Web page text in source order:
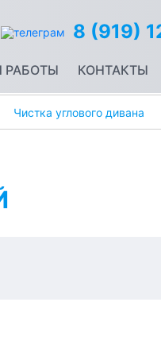
8 (919)
РАБОТЫ КОНТАКТЫ
Чистка углового дивана